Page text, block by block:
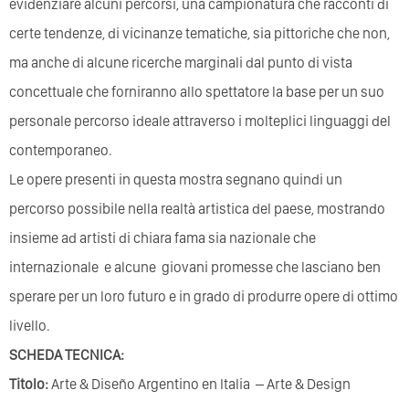
evidenziare alcuni percorsi, una campionatura che racconti di
certe tendenze, di vicinanze tematiche, sia pittoriche che non,
ma anche di alcune ricerche marginali dal punto di vista
concettuale che forniranno allo spettatore la base per un suo
personale percorso ideale attraverso i molteplici linguaggi del
contemporaneo.
Le opere presenti in questa mostra segnano quindi un
percorso possibile nella realtà artistica del paese, mostrando
insieme ad artisti di chiara fama sia nazionale che
internazionale e alcune giovani promesse che lasciano ben
sperare per un loro futuro e in grado di produrre opere di ottimo
livello.
SCHEDA TECNICA:
Titolo:Arte & Diseño Argentino en Italia – Arte & Design